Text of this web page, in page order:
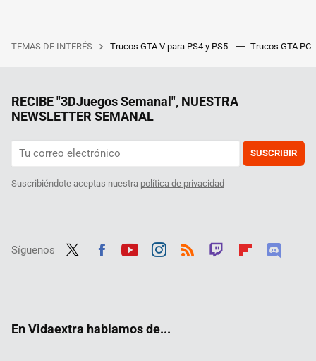
TEMAS DE INTERÉS Trucos GTA V para PS4 y PS5 Trucos GTA PC
RECIBE "3DJuegos Semanal", NUESTRA
NEWSLETTER SEMANAL
SUSCRIBIR
Suscribiéndote aceptas nuestra política de privacidad
Síguenos
En Vidaextra hablamos de...